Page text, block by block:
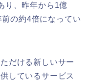
り、昨年から1億
の約4倍になってい
だける新しいサー
しているサービス